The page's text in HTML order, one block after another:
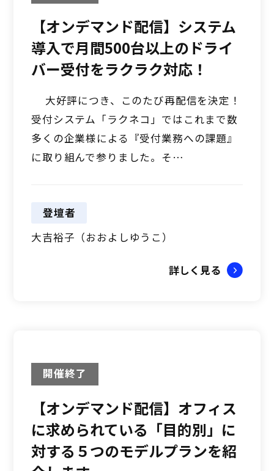
【オンデマンド配信】システム
導入で月間500台以上のドライ
バー受付をラクラク対応！
大好評につき、このたび再配信を決定！
受付システム「ラクネコ」ではこれまで数
多くの企業様による『受付業務への課題』
に取り組んで参りました。そ…
登壇者
大吉裕子（おおよしゆうこ）
詳しく見る
開催終了
【オンデマンド配信】オフィス
に求められている「目的別」に
対する５つのモデルプランを紹